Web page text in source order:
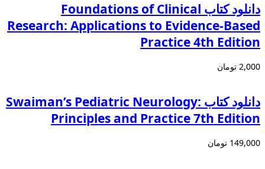
دانلود كتاب Foundations of Clinical
Research: Applications to Evidence-Based
Practice 4th Edition
2,000 تومان
دانلود کتاب Swaiman’s Pediatric Neurology:
Principles and Practice 7th Edition
149,000 تومان